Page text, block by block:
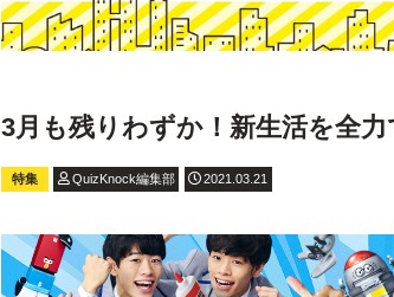
3月も残りわずか！新生活を全力
特集 QuizKnock編集部 2021.03.21